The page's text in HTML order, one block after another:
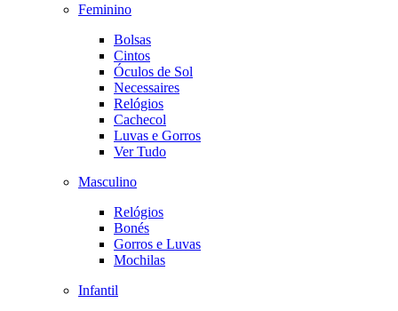
Feminino
Bolsas
Cintos
Óculos de Sol
Necessaires
Relógios
Cachecol
Luvas e Gorros
Ver Tudo
Masculino
Relógios
Bonés
Gorros e Luvas
Mochilas
Infantil